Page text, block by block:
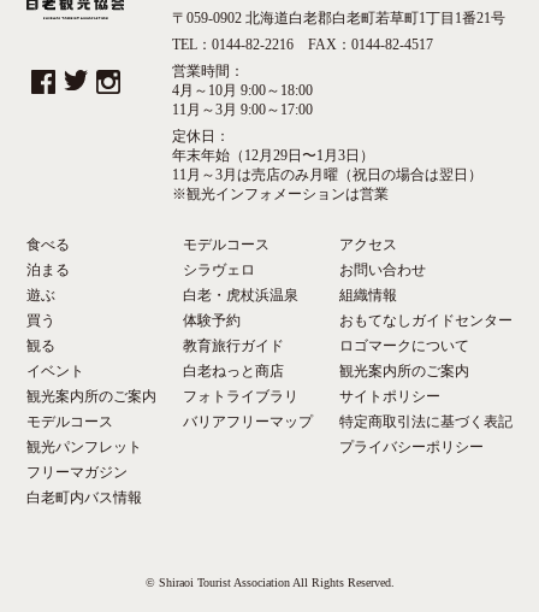
〒059-0902 北海道白老郡白老町若草町1丁目1番21号
TEL：0144-82-2216 FAX：0144-82-4517
営業時間：
4月～10月 9:00～18:00
11月～3月 9:00～17:00
定休日：
年末年始（12月29日〜1月3日）
11月～3月は売店のみ月曜（祝日の場合は翌日）
※観光インフォメーションは営業
食べる
泊まる
遊ぶ
買う
観る
イベント
観光案内所のご案内
モデルコース
観光パンフレット
フリーマガジン
白老町内バス情報
モデルコース
シラヴェロ
白老・虎杖浜温泉
体験予約
教育旅行ガイド
白老ねっと商店
フォトライブラリ
バリアフリーマップ
アクセス
お問い合わせ
組織情報
おもてなしガイドセンター
ロゴマークについて
観光案内所のご案内
サイトポリシー
特定商取引法に基づく表記
プライバシーポリシー
© Shiraoi Tourist Association All Rights Reserved.